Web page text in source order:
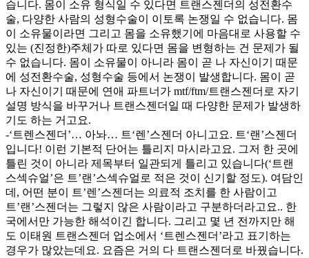
습니다. 몸이 소유 형식일 수 있다면 트랜스젠더의 성전환수
술, 다양한 사람의 성형수술이 이토록 논쟁일 수 없습니다. 몸
이 소유물이라면 그리고 몸을 소유했기에 마음대로 사용할 수
있는 (진정한)주체가 따로 있다면 몸을 변형하는 건 문제가 될
수 없습니다. 몸이 소유물이 아니라 몸이 곧 나 자신이기 때문
에 성전환수술, 성형수술 등에서 논쟁이 발생합니다. 몸이 곧
나 자신이기 때문에 연애 파트너가 mtf/ftm/트랜스젠더로 자기
설명 방식을 바꾸거나 트랜스젠더일 때 다양한 문제가 발생하
기도 하는 거고요.
-‘트렌스젠더’… 아놔… 트‘렌’스젠더 아니고요. 트‘랜’스젠더
입니다! 이런 기본적 단어는 틀리지 마시라고요. 그저 한 곳에
틀린 것이 아니라 제목부터 일관되게 틀리고 있습니다(‘트랜
스섹슈얼’은 트’랜’스섹슈얼로 적은 것이 신기할 정도). 여담인
데, 어떤 분이 트’렌’스젠더는 의료적 조치를 한 사람이고
트’랜’스젠더는 그렇지 않은 사람이라고 구분하더라고요.. 한
국에서만 가능한 해석이긴 합니다. 그리고 몇 년 전까지만 해
도 이태원 트랜스젠더 업소에서 ‘트렌스젠더’라고 표기하는
경우가 많았는데요. 요즘은 거의 다 트랜스젠더로 바꿨습니다.